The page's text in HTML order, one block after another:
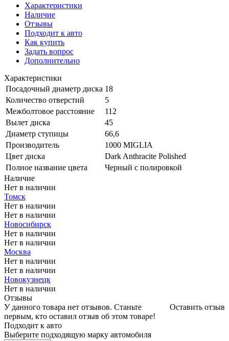
Характеристики
Наличие
Отзывы
Подходит к авто
Как купить
Задать вопрос
Дополнительно
Характеристики
Посадочный диаметр диска 18
Количество отверстий
5
Межболтовое расстояние
112
Вылет диска
45
Диаметр ступицы
66,6
Производитель
1000 MIGLIA
Цвет диска
Dark Anthracite Polished
Полное название цвета
Черный с полировкой
Наличие
Нет в наличии
Томск
Нет в наличии
Нет в наличии
Новосибирск
Нет в наличии
Нет в наличии
Москва
Нет в наличии
Нет в наличии
Новокузнецк
Нет в наличии
Отзывы
Оставить отзыв
У данного товара нет отзывов. Станьте
первым, кто оставил отзыв об этом товаре!
Подходит к авто
Выберите подходящую марку автомобиля